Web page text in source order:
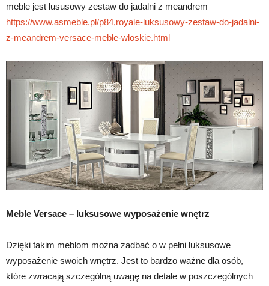
meble jest lususowy zestaw do jadalni z meandrem
https://www.asmeble.pl/p84,royale-luksusowy-zestaw-do-jadalni-
z-meandrem-versace-meble-wloskie.html
Meble Versace – luksusowe wyposażenie wnętrz
Dzięki takim meblom można zadbać o w pełni luksusowe
wyposażenie swoich wnętrz. Jest to bardzo ważne dla osób,
które zwracają szczególną uwagę na detale w poszczególnych